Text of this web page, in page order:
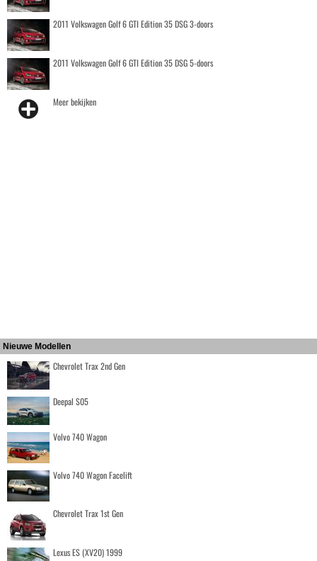
2011 Volkswagen Golf 6 GTI Edition 35 DSG 3-doors
2011 Volkswagen Golf 6 GTI Edition 35 DSG 5-doors
Meer bekijken
Nieuwe Modellen
Chevrolet Trax 2nd Gen
Deepal S05
Volvo 740 Wagon
Volvo 740 Wagon Facelift
Chevrolet Trax 1st Gen
Lexus ES (XV20) 1999